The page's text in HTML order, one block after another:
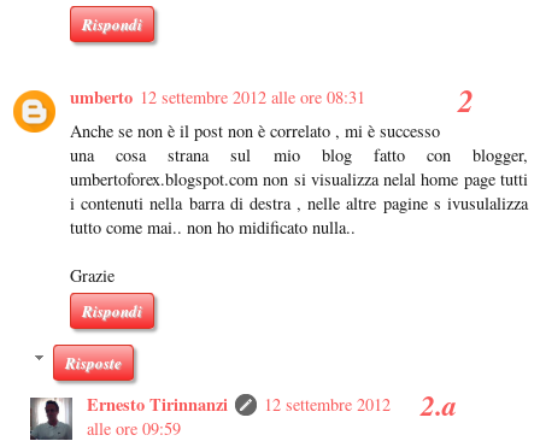
Rispondi
umberto 12 settembre 2012 alle ore 08:31
Anche se non è il post non è correlato , mi è successo
una cosa strana sul mio blog fatto con blogger,
umbertoforex.blogspot.com non si visualizza nelal home page tutti
i contenuti nella barra di destra , nelle altre pagine s ivusulalizza
tutto come mai.. non ho midificato nulla..
Grazie
Rispondi
Risposte
Ernesto Tirinnanzi
12 settembre 2012
alle ore 09:59